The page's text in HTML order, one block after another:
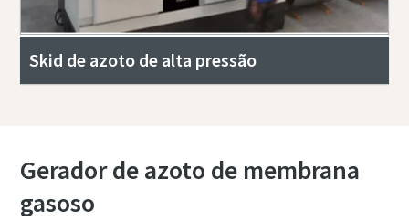
Skid de azoto de alta pressão
Gerador de azoto de membrana
gasoso